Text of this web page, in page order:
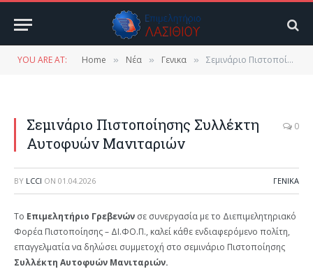
YOU ARE AT: Home » Νέα » Γενικα » Σεμινάριο Πιστοποίησης Συλλέκτη Αυτοφυών Μανιταριών
Σεμινάριο Πιστοποίησης Συλλέκτη
Αυτοφυών Μανιταριών
0
BY LCCI ON 01.04.2026 ΓΕΝΙΚΑ
Το Επιμελητήριο Γρεβενών σε συνεργασία με το Διεπιμελητηριακό
Φορέα Πιστοποίησης – ΔΙ.ΦΟ.Π., καλεί κάθε ενδιαφερόμενο πολίτη,
επαγγελματία να δηλώσει συμμετοχή στο σεμινάριο Πιστοποίησης
Συλλέκτη Αυτοφυών Μανιταριών.